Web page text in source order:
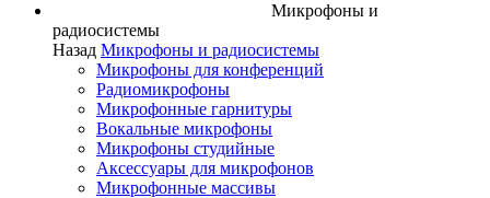
Микрофоны и
радиосистемы
Назад Микрофоны и радиосистемы
Микрофоны для конференций
Радиомикрофоны
Микрофонные гарнитуры
Вокальные микрофоны
Микрофоны студийные
Аксессуары для микрофонов
Микрофонные массивы